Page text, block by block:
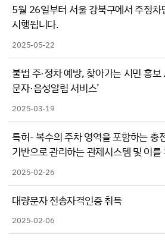
제품 문의
5월 26일부터 서울 강북구에서 주정차
시행됩니다.
2025-05-22
불법 주·정차 예방, 찾아가는 시민 홍
문자·음성알림 서비스’
2025-03-19
특허- 복수의 주차 영역을 포함하는 충
기반으로 관리하는 관제시스템 및 이를
2025-02-26
대량문자 전송자격인증 취득
2025-02-06